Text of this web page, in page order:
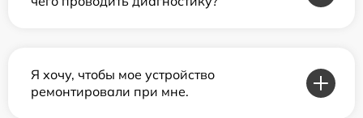
Я хочу, чтобы мое устройство
ремонтировали при мне.